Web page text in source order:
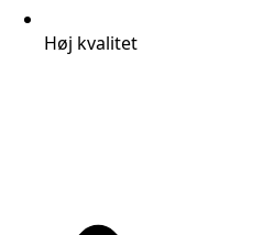
Høj kvalitet